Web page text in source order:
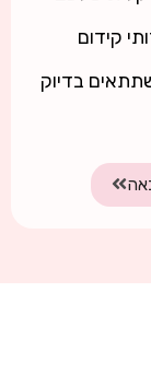
קידום
בדיוק